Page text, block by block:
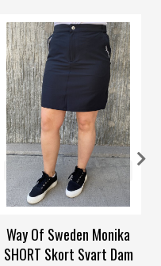
38 40 42 48 58/60
Way Of Sweden Monika
SHORT Skort Svart Dam